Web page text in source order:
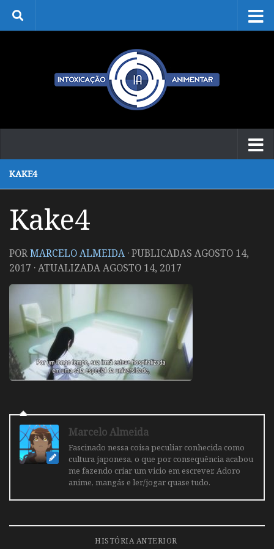
Skip to content
KAKE4
Kake4
PORMARCELO ALMEIDA · PUBLICADAS AGOSTO 14,
2017 · ATUALIZADAAGOSTO 14, 2017
Marcelo Almeida
Fascinado nessa coisa peculiar conhecida como
cultura japonesa, o que por consequência acabou
me fazendo criar um vicio em escrever. Adoro
anime, mangás e ler/jogar quase tudo.
HISTÓRIA ANTERIOR